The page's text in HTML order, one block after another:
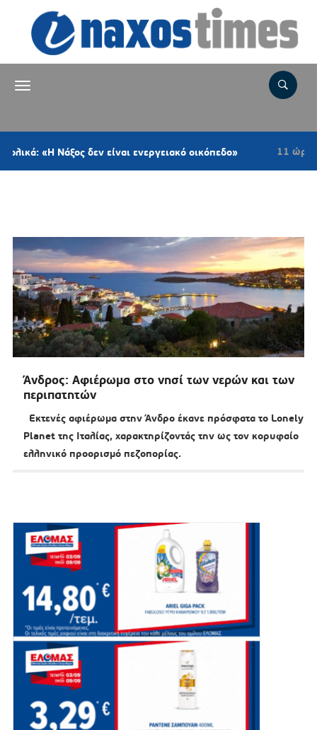
Νάξος δεν είναι ενεργειακό οικόπεδο» 11 ώρες πριν
Άνδρος: Αφιέρωμα στο νησί των νερών και των
περιπατητών
Εκτενές αφιέρωμα στην Άνδρο έκανε πρόσφατα το Lonely
Planet της Ιταλίας, χαρακτηρίζοντάς την ως τον κορυφαίο
ελληνικό προορισμό πεζοπορίας.